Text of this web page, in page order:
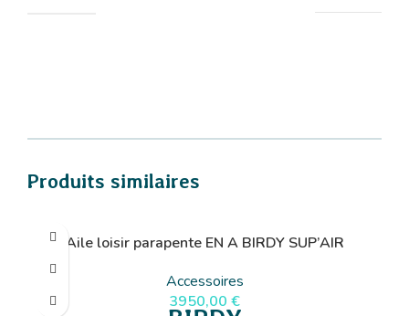
Produits similaires
Aile loisir parapente EN A BIRDY SUP’AIR
Accessoires
3950,00 €